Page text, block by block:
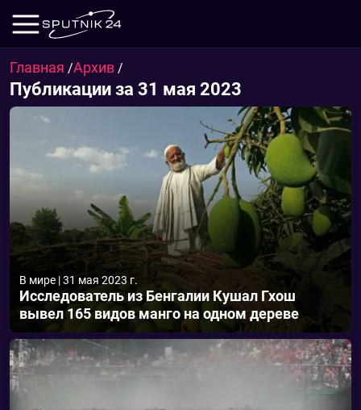
Главная /Архив /
Публикации за 31 мая 2023
В мире |31 мая 2023 г.
Исследователь из Бенгалии Кушал Гхош
вывел 165 видов манго на одном дереве